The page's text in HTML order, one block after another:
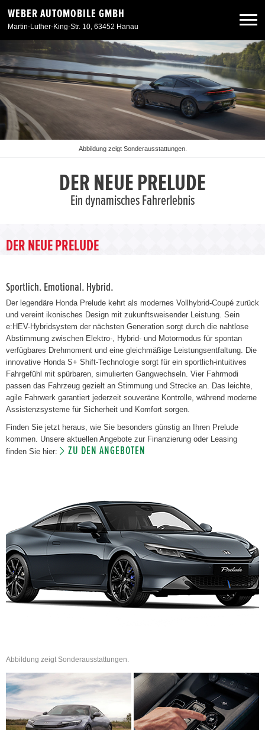
WEBER AUTOMOBILE GMBH
Martin-Luther-King-Str. 10, 63452 Hanau
Neuwagen
Gebrauchtwagen
Angebote
Abbildung zeigt Sonderausstattungen.
DER NEUE PRELUDE
Ein dynamisches Fahrerlebnis
DER NEUE PRELUDE
Sportlich. Emotional. Hybrid.
Der legendäre Honda Prelude kehrt als modernes Vollhybrid-Coupé zurück
und vereint ikonisches Design mit zukunftsweisender Leistung. Sein
e:HEV-Hybridsystem der nächsten Generation sorgt durch die nahtlose
Abstimmung zwischen Elektro-, Hybrid- und Motormodus für spontan
verfügbares Drehmoment und eine gleichmäßige Leistungsentfaltung. Die
innovative Honda S+ Shift-Technologie sorgt für ein sportlich-intuitives
Fahrgefühl mit spürbaren, simulierten Gangwechseln. Vier Fahrmodi
passen das Fahrzeug gezielt an Stimmung und Strecke an. Das leichte,
agile Fahrwerk garantiert jederzeit souveräne Kontrolle, während moderne
Assistenzsysteme für Sicherheit und Komfort sorgen.
Finden Sie jetzt heraus, wie Sie besonders günstig an Ihren Prelude
kommen. Unsere aktuellen Angebote zur Finanzierung oder Leasing
finden Sie hier:
ZU DEN ANGEBOTEN
Abbildung zeigt Sonderausstattungen.